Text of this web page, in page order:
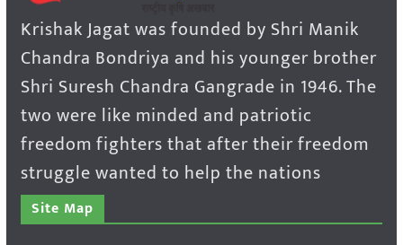
Krishak Jagat was founded by Shri Manik
Chandra Bondriya and his younger brother
Shri Suresh Chandra Gangrade in 1946. The
two were like minded and patriotic
freedom fighters that after their freedom
struggle wanted to help the nations
Site Map